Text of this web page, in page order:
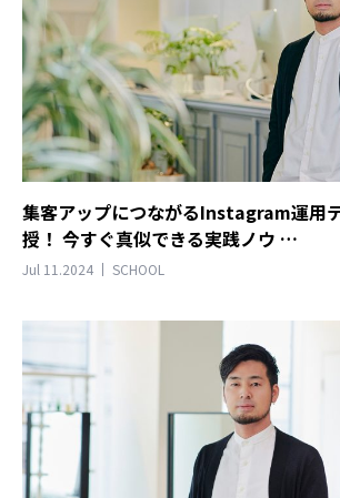
集客アップにつながるInstagram運用
授！ 今すぐ真似できる実践ノウ …
Jul 11.2024 SCHOOL